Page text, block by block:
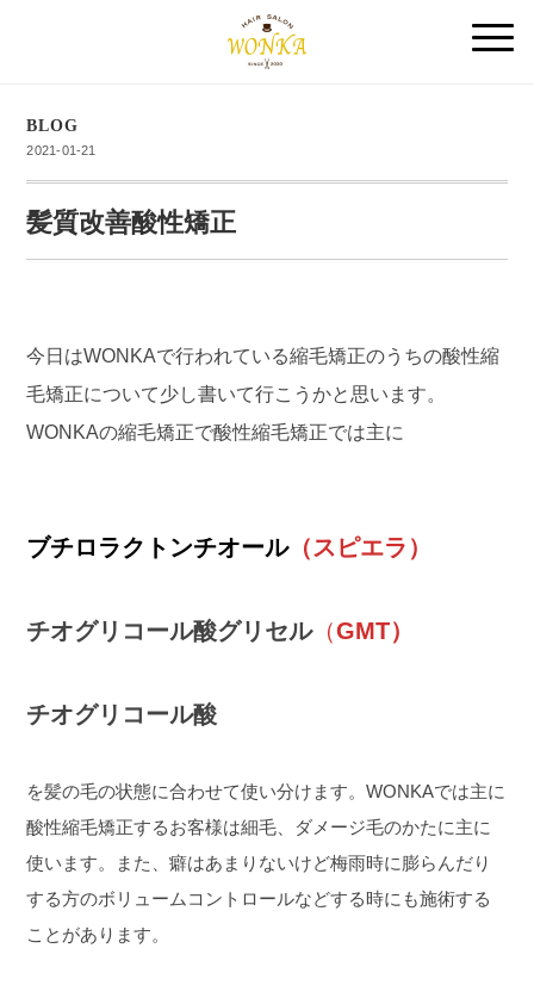
BLOG
2021-01-21
髪質改善酸性矯正
今日はWONKAで行われている縮毛矯正のうちの酸性縮
毛矯正について少し書いて行こうかと思います。
WONKAの縮毛矯正で酸性縮毛矯正では主に
ブチロラクトンチオール（スピエラ）
チオグリコール酸グリセル（GMT）
チオグリコール酸
を髪の毛の状態に合わせて使い分けます。WONKAでは主に
酸性縮毛矯正するお客様は細毛、ダメージ毛のかたに主に
使います。また、癖はあまりないけど梅雨時に膨らんだり
する方のボリュームコントロールなどする時にも施術する
ことがあります。